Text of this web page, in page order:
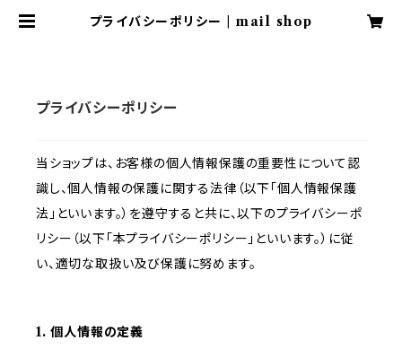
プライバシーポリシー | mail shop
プライバシーポリシー
当ショップは、お客様の個人情報保護の重要性について認
識し、個人情報の保護に関する法律（以下「個人情報保護
法」といいます。）を遵守すると共に、以下のプライバシーポ
リシー（以下「本プライバシーポリシー」といいます。）に従
い、適切な取扱い及び保護に努めます。
1. 個人情報の定義